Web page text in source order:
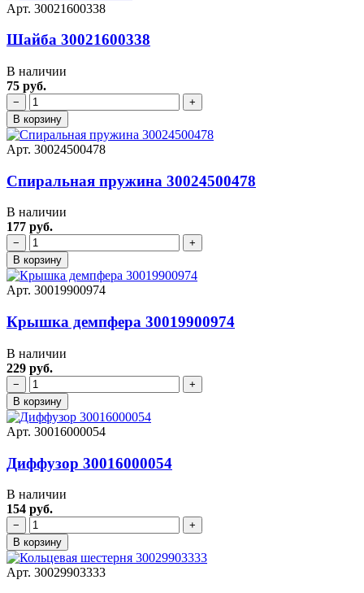
Арт. 30021600338
Шайба 30021600338
В наличии
75 руб.
−
+
В корзину
Арт. 30024500478
Спиральная пружина 30024500478
В наличии
177 руб.
−
+
В корзину
Арт. 30019900974
Крышка демпфера 30019900974
В наличии
229 руб.
−
+
В корзину
Арт. 30016000054
Диффузор 30016000054
В наличии
154 руб.
−
+
В корзину
Арт. 30029903333